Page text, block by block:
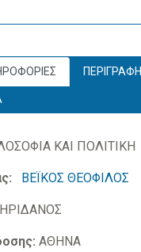
ΠΕΡΙΓΡΑΦΗ
ΚΑΙ ΠΟΛΙΤΙΚΗ
ΒΕΪΚΟΣ ΘΕΟΦΙΛΟΣ
ΗΡΙΔΑΝΟΣ
ΑΘΗΝΑ